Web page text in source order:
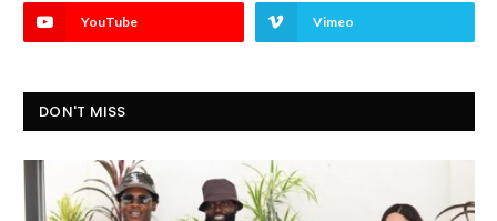
YouTube Vimeo
DON'T MISS